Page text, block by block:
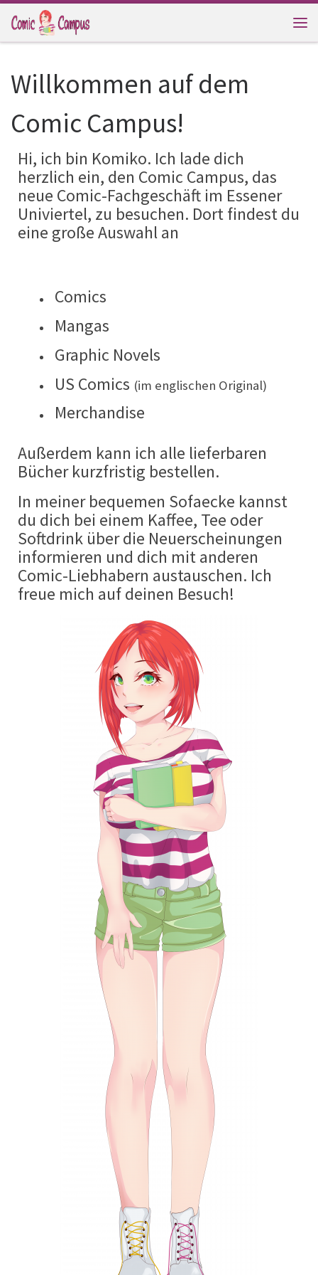
Zum Inhalt springen
Willkommen auf dem
Comic Campus!
Hi, ich bin Komiko. Ich lade dich
herzlich ein, den Comic Campus, das
neue Comic-Fachgeschäft im Essener
Univiertel, zu besuchen. Dort findest du
eine große Auswahl an
Comics
Mangas
Graphic Novels
US Comics (im englischen Original)
Merchandise
Außerdem kann ich alle lieferbaren
Bücher kurzfristig bestellen.
In meiner bequemen Sofaecke kannst
du dich bei einem Kaffee, Tee oder
Softdrink über die Neuerscheinungen
informieren und dich mit anderen
Comic-Liebhabern austauschen. Ich
freue mich auf deinen Besuch!